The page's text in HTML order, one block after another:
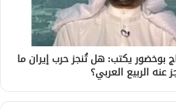
بوخضور يكتب: هل تُنجز حرب إيران ما
عنه الربيع العربي؟